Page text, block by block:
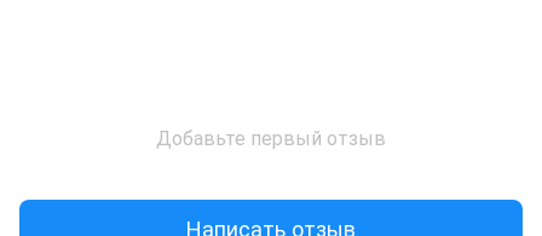
Добавьте первый отзыв
Написать отзыв